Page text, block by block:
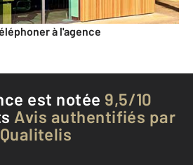
à l'agence
est notée 9,5/10
Avis authentifiés par
Qualitelis